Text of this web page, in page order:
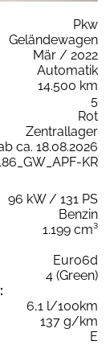
Pkw
Geländewagen
Mär / 2022
Automatik
14.500 km
5
Rot
Zentrallager
ca. 18.08.2026
KR
96 kW / 131 PS
Benzin
1.199 cm³
Euro6d
4 (Green)
6,1 l/100km
137 g/km
E